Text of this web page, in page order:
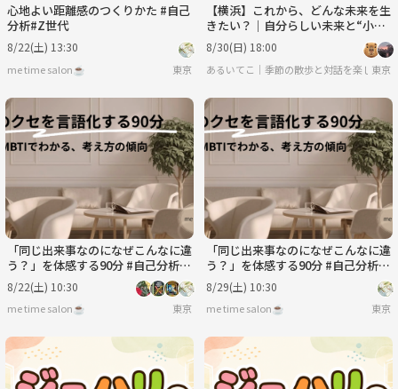
心地よい距離感のつくりかた #自己
分析#Z世代
8/22(土) 13:30
me time salon☕️ 東京
​【横浜】これから、どんな未来を生
きたい？｜自分らしい未来と“小さ
な一歩”を考える｜じぶんラボ
8/30(日) 18:00
​​あるいてこ｜季節の散歩と対話を楽しむ会
東京
「同じ出来事なのになぜこんなに違
う？」を体感する90分 #自己分析 #
MBTI
8/22(土) 10:30
me time salon☕️ 東京
「同じ出来事なのになぜこんなに違
う？」を体感する90分 #自己分析 #
MBTI
8/29(土) 10:30
me time salon☕️ 東京